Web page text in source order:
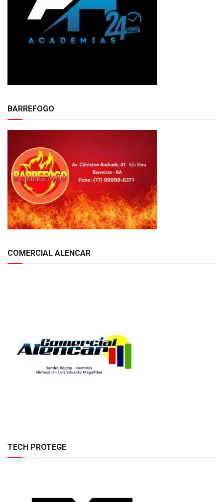
BARREFOGO
COMERCIAL ALENCAR
TECH PROTEGE